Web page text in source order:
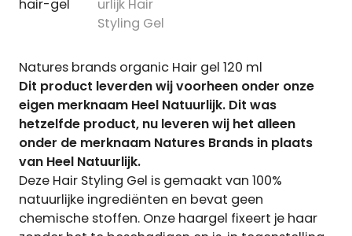
Natures brands organic Hair gel 120 ml
Dit product leverden wij voorheen onder onze
eigen merknaam Heel Natuurlijk. Dit was
hetzelfde product, nu leveren wij het alleen
onder de merknaam Natures Brands in plaats
van Heel Natuurlijk.
Deze Hair Styling Gel is gemaakt van 100%
natuurlijke ingrediënten en bevat geen
chemische stoffen. Onze haargel fixeert je haar